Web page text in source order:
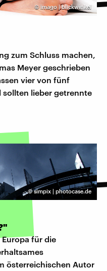
© imago | blickwinkel
zum Schluss machen,
Meyer geschrieben
vier von fünf
sollten lieber getrennte
©simpix | photocase.de
für die
österreichischen Autor